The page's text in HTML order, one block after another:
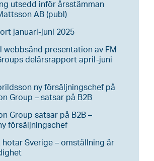
utsedd inför årsstämman
AB (publ)
januari-juni 2025
webbsänd presentation av FM
delårsrapport april-juni
ny försäljningschef på
Group – satsar på B2B
Group satsar på B2B –
försäljningschef
Sverige – omställning är